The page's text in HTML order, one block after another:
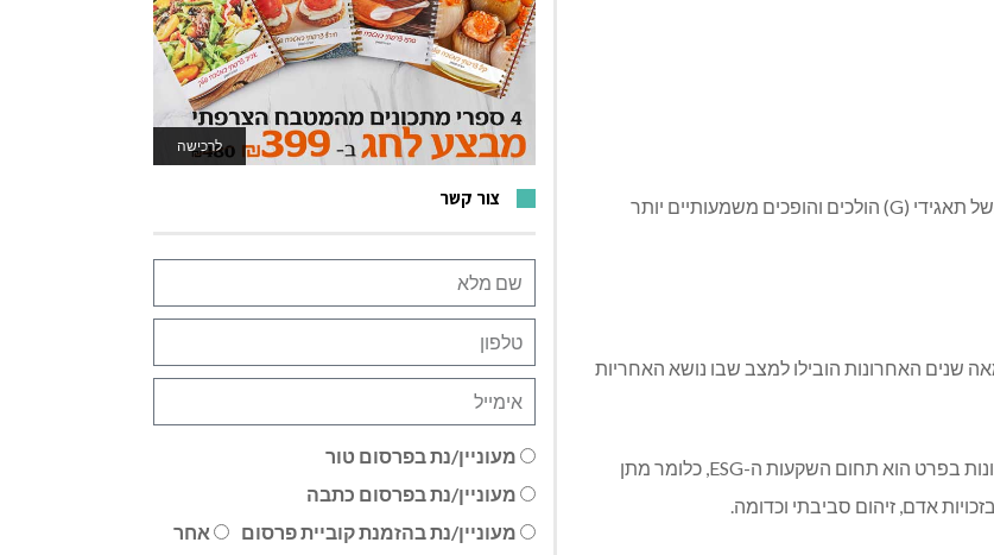
שיקולים הנוגעים להיבטים סביבתיים(E) ,חברתיים (S) והיבטי ממשל תאגידי (G) הולכים והופכים משמעותיים יותר
שנים האחרונות הובילו למצב שבו נושא האחריות
אחד התחומים שצוברים תאוצה בעשור האחרון ובשנתיים האחרונות בפרט הוא תחום השקעות ה-ESG, כלומר מתן
אדם, זיהום סביבתי וכדומה.
לרכישה
לאתר המשחקים
צור קשר
מעוניין/נת בפרסום טור
מעוניין/נת בפרסום כתבה
מעוניין/נת בהזמנת קוביית פרסום
אחר